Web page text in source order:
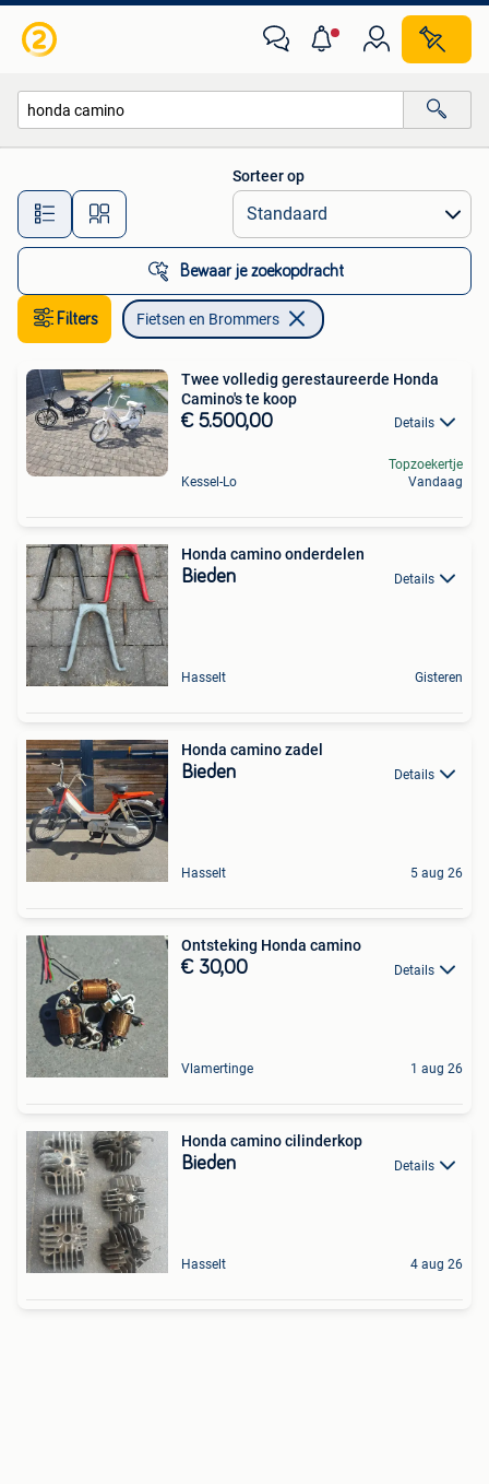
Alle afstanden…
Sorteer op
Bewaar je zoekopdracht
Filters Fietsen en Brommers
Twee volledig gerestaureerde Honda
Camino's te koop
€ 5.500,00 Details
Kessel-Lo
Topzoekertje
Vandaag
Honda camino onderdelen
Bieden Details
Hasselt Gisteren
Honda camino zadel
Bieden Details
Hasselt 5 aug 26
Ontsteking Honda camino
€ 30,00 Details
Vlamertinge 1 aug 26
Honda camino cilinderkop
Bieden Details
Hasselt 4 aug 26